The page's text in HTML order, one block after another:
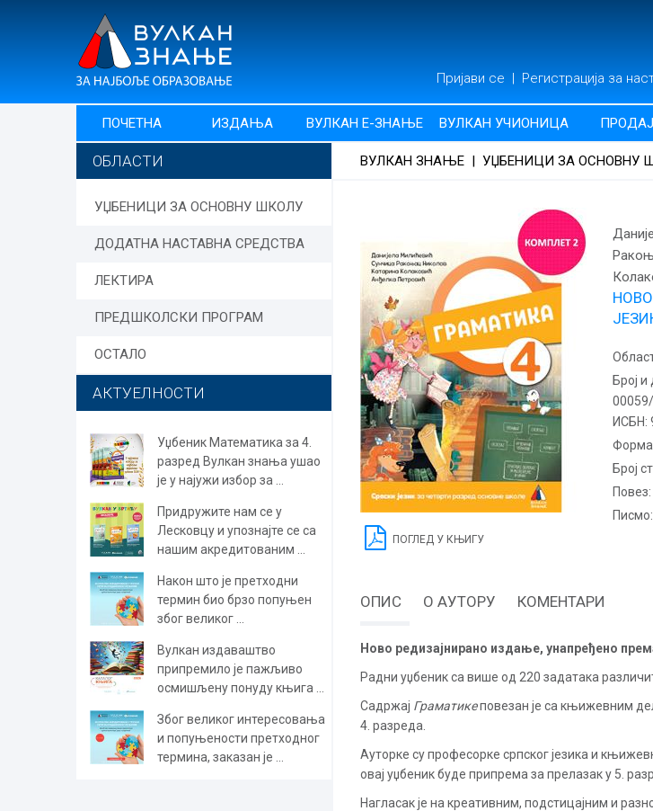
Пријави се | Регистрација за
ПОЧЕТНА ИЗДАЊА ВУЛКАН Е-ЗНАЊЕ ВУЛКАН УЧИОНИЦА
ОБЛАСТИ
УЏБЕНИЦИ ЗА ОСНОВНУ ШКОЛУ
ДОДАТНА НАСТАВНА СРЕДСТВА
ЛЕКТИРА
ПРЕДШКОЛСКИ ПРОГРАМ
ОСТАЛО
АКТУЕЛНОСТИ
Уџбеник Математика за 4.
разред Вулкан знања ушао
је у најужи избор за ...
Придружите нам се у
Лесковцу и упознајте се са
нашим акредитованим ...
Након што је претходни
термин био брзо попуњен
због великог ...
Вулкан издаваштво
припремило је пажљиво
осмишљену понуду књига ...
Због великог интересовања
и попуњености претходног
термина, заказан је ...
ВУЛКАН ЗНАЊЕ | УЏБЕНИЦИ ЗА ОСНОВНУ
ПОГЛЕД У КЊИГУ
Број
ИСБН:
Број
повез:
Писмо:
ОПИС О АУТОРУ КОМЕНТАРИ
Ново редизајнирано издање, унапређено
Радни уџбеник са више од 220 задатака
Садржај Граматикеповезан је са књижевним
4. разреда.
Ауторке су професорке српског језика и
овај уџбеник буде припрема за прелазак у 5.
Нагласак је на креативним, подстицајним и